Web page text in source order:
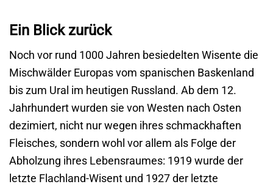
Ein Blick zurück
Noch vor rund 1000 Jahren besiedelten Wisente die
Mischwälder Europas vom spanischen Baskenland
bis zum Ural im heutigen Russland. Ab dem 12.
Jahrhundert wurden sie von Westen nach Osten
dezimiert, nicht nur wegen ihres schmackhaften
Fleisches, sondern wohl vor allem als Folge der
Abholzung ihres Lebensraumes: 1919 wurde der
letzte Flachland-Wisent und 1927 der letzte